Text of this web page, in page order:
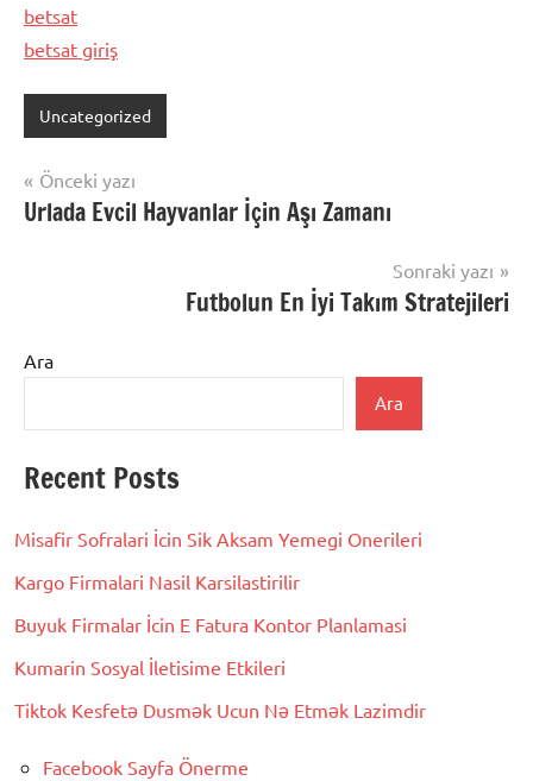
betsat
betsat giriş
Uncategorized
Yazı
gezinmesi
Önceki yazı
Urlada Evcil Hayvanlar İçin Aşı Zamanı
Sonraki yazı
Futbolun En İyi Takım Stratejileri
Ara
Ara
Recent Posts
Misafir Sofralari İcin Sik Aksam Yemegi Onerileri
Kargo Firmalari Nasil Karsilastirilir
Buyuk Firmalar İcin E Fatura Kontor Planlamasi
Kumarin Sosyal İletisime Etkileri
Tiktok Kesfetə Dusmək Ucun Nə Etmək Lazimdir
Facebook Sayfa Önerme